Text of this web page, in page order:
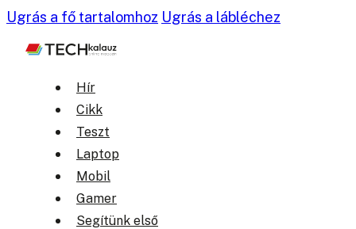
Ugrás a fő tartalomhoz Ugrás a lábléchez
Hír
Cikk
Teszt
Laptop
Mobil
Gamer
Segítünk első